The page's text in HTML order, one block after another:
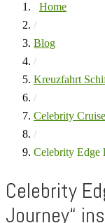
Home
/
Blog
/
Kreuzfahrt
/
Celebrity
/
Celebrity Edge
Celebrity
Journey“